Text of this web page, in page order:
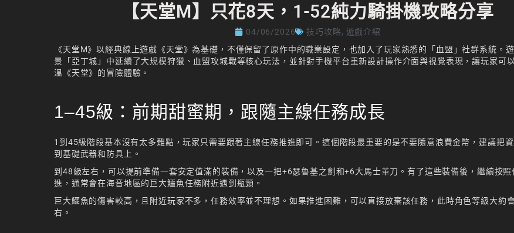
【天堂M】只花8天，1-52純力騎掛機攻略分享
04/06/2026 技巧攻略, 遊戲介紹
《天堂M》以經典線上遊戲《天堂》為基礎，不僅保留了原作中的職業設定，也加入了玩家熟悉的「血盟」社群系統。
景「亞丁城」中延續了大規模狩獵、血盟攻城戰等核心玩法，並針對手機平台重新設計操作介面與視覺表現，讓玩家可
溫《天堂》的冒險體驗。
1–45級：前期甜蜜期，跟隨主線任務成長
1到45級階段基本沒有太多難點，玩家只需要跟著主線任務推進即可。這個階段最重要的是不要隨意浪費金幣，建議把
到基礎武器和防具上。
到48級左右，可以提前準備一套安定值滿的裝備，以及一把+6瑟魯基之劍和+6大馬士革刀。有了這些裝備後，繼續按照
進，通常會在海音地區的巨大鱷魚任務附近遇到瓶頸。
巨大鱷魚的傷害較高，且附近玩家不多，任務效率並不理想。如果推進困難，可以直接放棄該任務，此時角色等級大約
右。